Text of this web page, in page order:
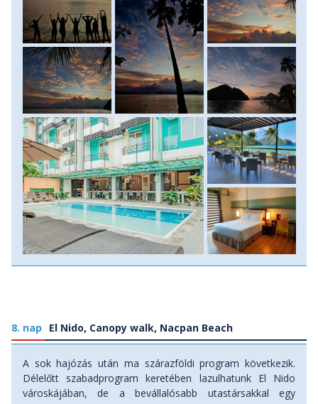
8. nap El Nido, Canopy walk, Nacpan Beach
A sok hajózás után ma szárazföldi program következik.
Délelőtt szabadprogram keretében lazulhatunk El Nido
városkájában, de a bevállalósabb utastársakkal egy